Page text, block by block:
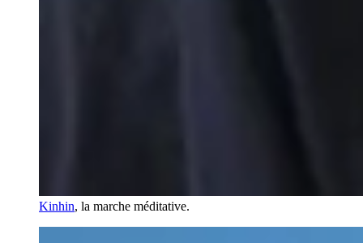
Kinhin, la marche méditative.